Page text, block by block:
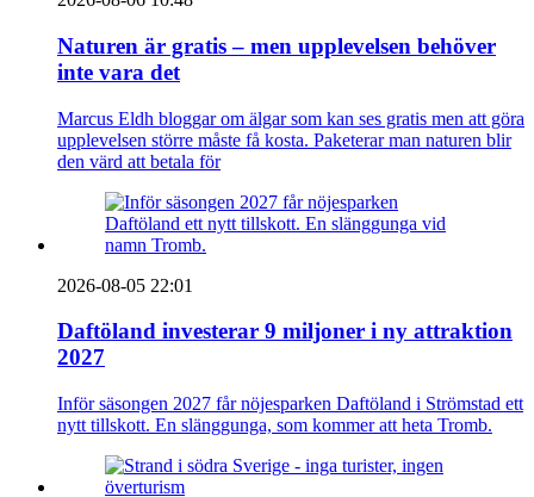
Naturen är gratis – men upplevelsen behöver
inte vara det
Marcus Eldh bloggar om älgar som kan ses gratis men att göra
upplevelsen större måste få kosta. Paketerar man naturen blir
den värd att betala för
2026-08-05 22:01
Daftöland investerar 9 miljoner i ny attraktion
2027
Inför säsongen 2027 får nöjesparken Daftöland i Strömstad ett
nytt tillskott. En slänggunga, som kommer att heta Tromb.